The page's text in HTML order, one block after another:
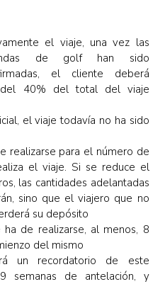
el viaje, una vez las
de golf han sido
el cliente deberá
40% del total del viaje
el viaje todavía no ha sido
realizarse para el número de
el viaje. Si se reduce el
las cantidades adelantadas
sino que el viajero que no
su depósito
de realizarse, al menos, 8
del mismo
un recordatorio de este
semanas de antelación, y